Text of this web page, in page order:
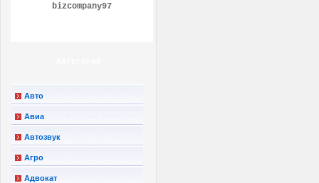
bizcompany97
Авто
Авиа
Автозвук
Агро
Адвокат